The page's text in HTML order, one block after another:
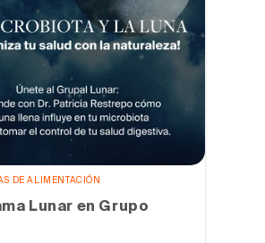
DE ALIMENTACIÓN
Lunar en Grupo